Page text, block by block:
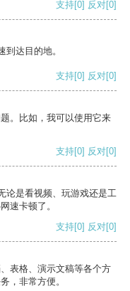
支持[0] 反对[0]
达目的地。
支持[0] 反对[0]
。比如，我可以使用它来
支持[0] 反对[0]
论是看视频、玩游戏还是工
速卡顿了。
支持[0] 反对[0]
表格、演示文稿等各个方
，非常方便。